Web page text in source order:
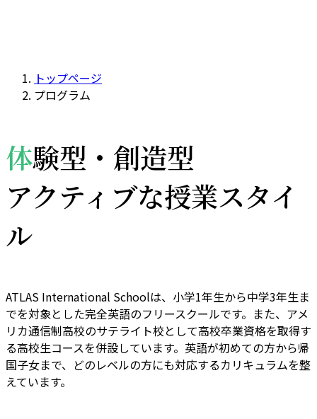
トップページ
プログラム
体験型・創造型
アクティブな授業スタイ
ル
ATLAS International Schoolは、小学1年生から中学3年生ま
でを対象とした完全英語のフリースクールです。また、アメ
リカ通信制高校のサテライト校として高校卒業資格を取得す
る高校生コースを併設しています。英語が初めての方から帰
国子女まで、どのレベルの方にも対応するカリキュラムを整
えています。